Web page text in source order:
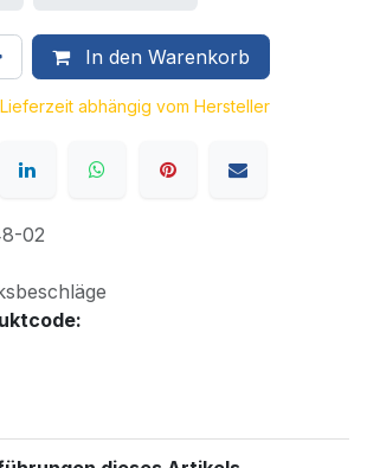
In den Warenkorb
abhängig vom Hersteller
02